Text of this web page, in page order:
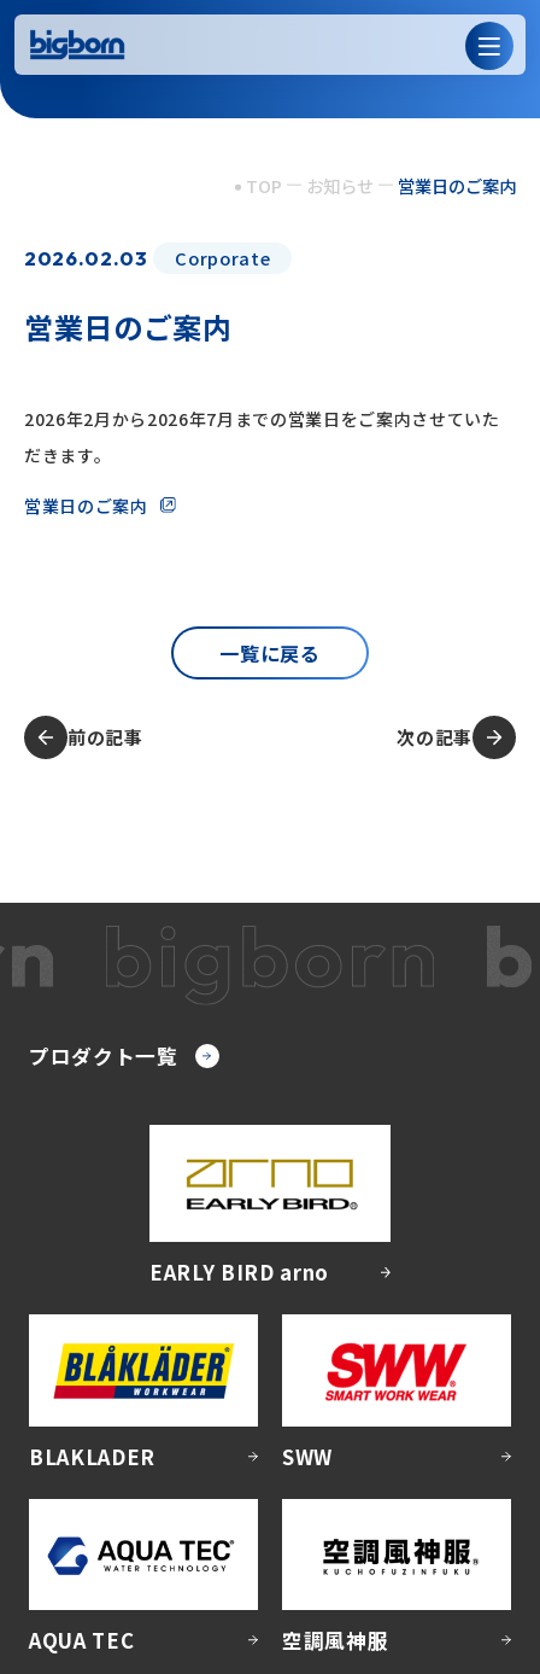
TOP お知らせ 営業日のご案内
2026.02.03 Corporate
営業日のご案内
2026年2月から2026年7月までの営業日をご案内させていた
だきます。
営業日のご案内
一覧に戻る
前の記事 次の記事
プロダクト一覧
EARLY BIRD arno
BLAKLADER SWW
AQUA TEC 空調風神服